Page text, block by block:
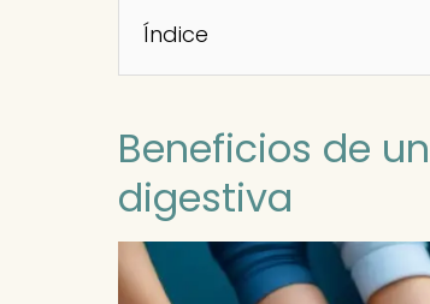
Índice
Beneficios de
digestiva